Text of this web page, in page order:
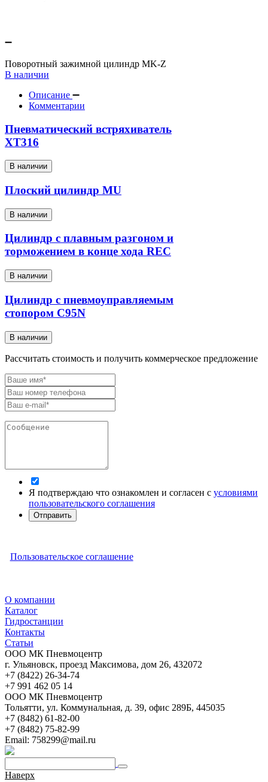
Поворотный зажимной цилиндр MK-Z
В наличии
Описание
Комментарии
Пневматический встряхиватель
XT316
В наличии
Плоский цилиндр MU
В наличии
Цилиндр с плавным разгоном и
торможением в конце хода REC
В наличии
Цилиндр с пневмоуправляемым
стопором C95N
В наличии
Рассчитать стоимость и получить коммерческое предложение
Я подтверждаю что ознакомлен и согласен с условиями
пользовательского соглашения
Отправить
Пользовательское соглашение
О компании
Каталог
Гидростанции
Контакты
Статьи
ООО МК Пневмоцентр
г. Ульяновск, проезд Максимова, дом 26, 432072
+7 (8422) 26-34-74
+7 991 462 05 14
ООО МК Пневмоцентр
Тольятти, ул. Коммунальная, д. 39, офис 289Б, 445035
+7 (8482) 61-82-00
+7 (8482) 75-82-99
Email: 758299@mail.ru
Наверх